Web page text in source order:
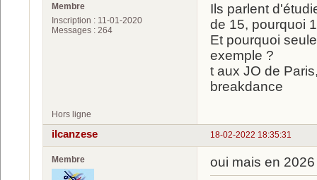
Membre
Inscription : 11-01-2020
Messages : 264
Ils parlent
de 15, pourquoi
Et pourquoi
exemple ?
t aux JO de
breakdance
Hors ligne
18-02-2022 18:35:31
ilcanzese
Membre
oui mais en